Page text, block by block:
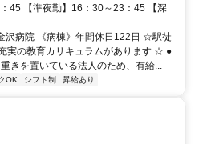
45 【準夜勤】16：30～23：45 【深
沢病院 《病棟》年間休日122日 ☆駅徒
の教育カリキュラムがあります ☆ ●
きを置いている法人のため、有給...
OK シフト制 昇給あり